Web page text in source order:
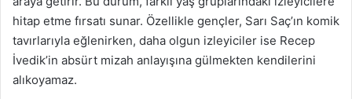
hitap etme fırsatı sunar. Özellikle gençler, Sarı Saç’ın komik
tavırlarıyla eğlenirken, daha olgun izleyiciler ise Recep
İvedik’in absürt mizah anlayışına gülmekten kendilerini
alıkoyamaz.